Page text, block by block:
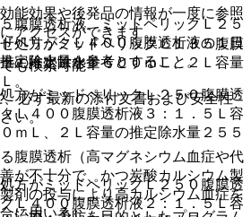
処方がミッドペリックＬ１３５腹膜
の推定除水量６００ｍＬ、２Ｌ容量
。
腹膜透析（高マグネシウム血症や代
が不十分で、かつ炭酸カルシウム製
剤の投与により高カルシウム血症を
に用いる）。
腹膜透析液、ミッドペリックＬ２５
ペリックＬ４００腹膜透析液の１日
定除水量を参考とすること。
方がミッドペリックＬ２５０腹膜透
Ｌ４００腹膜透析液３：１．５Ｌ容
ｍＬ、２Ｌ容量の推定除水量２５５
方がミッドペリックＬ２５０腹膜透
Ｌ４００腹膜透析液２：１．５Ｌ容
能効果や後発品の情報が一度に参照
アクセスができます。
も検索可能！
必ず最新の添付文書および安全性
い。